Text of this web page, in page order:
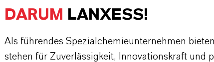
DARUM LANXESS!
Als führendes Spezialchemieunternehmen
stehen für Zuverlässigkeit, Innovationskraft und